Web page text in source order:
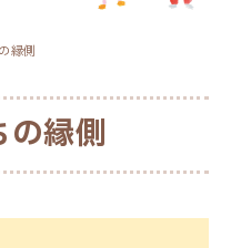
縁側
の縁側